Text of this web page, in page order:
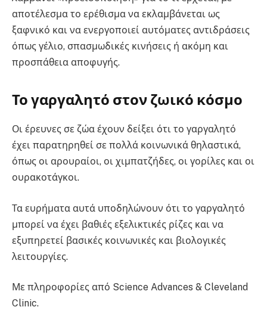
αποτέλεσμα το ερέθισμα να εκλαμβάνεται ως
ξαφνικό και να ενεργοποιεί αυτόματες αντιδράσεις
όπως γέλιο, σπασμωδικές κινήσεις ή ακόμη και
προσπάθεια αποφυγής.
Το γαργαλητό στον ζωικό κόσμο
Οι έρευνες σε ζώα έχουν δείξει ότι το γαργαλητό
έχει παρατηρηθεί σε πολλά κοινωνικά θηλαστικά,
όπως οι αρουραίοι, οι χιμπατζήδες, οι γορίλες και οι
ουρακοτάγκοι.
Τα ευρήματα αυτά υποδηλώνουν ότι το γαργαλητό
μπορεί να έχει βαθιές εξελικτικές ρίζες και να
εξυπηρετεί βασικές κοινωνικές και βιολογικές
λειτουργίες.
Με πληροφορίες από Science Advances & Cleveland
Clinic.